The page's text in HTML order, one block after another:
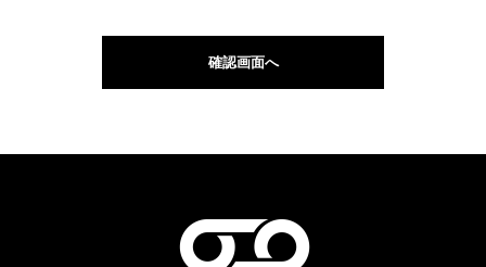
確認画面へ